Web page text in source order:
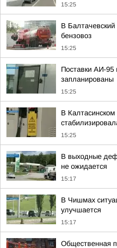
15:25
В
бензовоз
15:25
Поставки АИ-
запланированы
15:25
В Калтасинском
15:25
В выходные
не ожидается
15:17
В Чишмах
улучшается
15:17
Общественная